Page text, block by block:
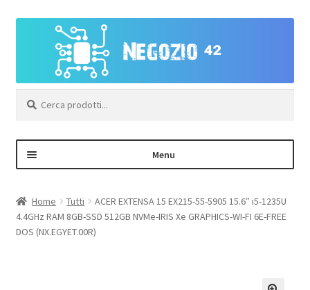
navigazione
contenuto
Menu
Area Personale – Registrazione
Home Tutti
ACER EXTENSA 15 EX215-55-5905 15.6″ i5-1235U
4.4GHz RAM 8GB-SSD 512GB NVMe-IRIS Xe GRAPHICS-WI-FI 6E-FREE
DOS (NX.EGYET.00R)